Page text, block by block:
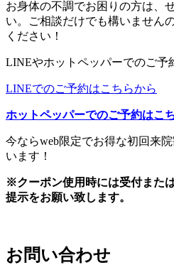
お身体の不調でお困りの方は、
い。ご相談だけでも構いません
ください！
LINEやホットペッパーでのご予
LINEでのご予約はこちらから
ホットペッパーでのご予約はこ
今ならweb限定でお得な初回来
います！
※クーポン使用時には受付また
提示をお願い致します。
お問い合わせ